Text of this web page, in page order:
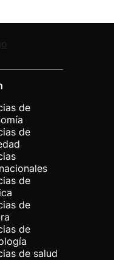
de
de
de
de
de
de salud